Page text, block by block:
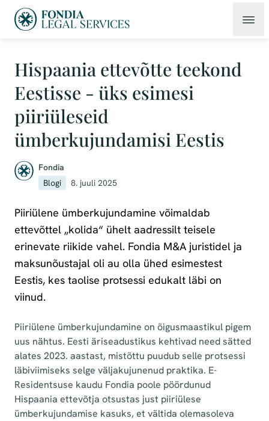
Hispaania ettevõtte teekond
Eestisse - üks esimesi
piiriüleseid
ümberkujundamisi Eestis
Fondia
Blogi
8. juuli 2025
Piiriülene ümberkujundamine võimaldab
ettevõttel „kolida“ ühelt aadressilt teisele
erinevate riikide vahel. Fondia M&A juristidel ja
maksunõustajal oli au olla ühed esimestest
Eestis, kes taolise protsessi edukalt läbi on
viinud.
Piiriülene ümberkujundamine on õigusmaastikul pigem
uus nähtus. Eesti äriseadustikus kehtivad need sätted
alates 2023. aastast, mistõttu puudub selle protsessi
läbiviimiseks selge väljakujunenud praktika. E-
Residentsuse kaudu Fondia poole pöördunud
Hispaania ettevõtja otsustas just piiriülese
ümberkujundamise kasuks, et vältida olemasoleva